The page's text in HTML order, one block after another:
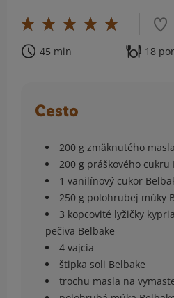
45 min 18
Cesto
200 g zmäknutého masla
200 g práškového cukru
1 vanilínový cukor
250 g polohrubej múky
3 kopcovité lyžičky
pečiva Belbake
4 vajcia
štipka soli Belbake
trochu masla na